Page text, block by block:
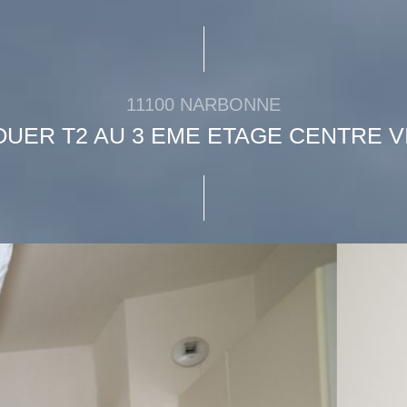
11100 NARBONNE
T2 AU 3 EME ETAGE CENTRE